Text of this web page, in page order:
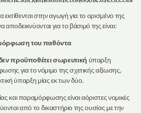
εκτίθενται στην αγωγή για το ορισμένο της
για το βάσιμό της είναι:
του παθόντα
προϋποθέτει σωρευτική ύπαρξη
για το νόμιμο της σχετικής αξίωσης,
ύπαρξη μίας εκ των δύο.
και παραμόρφωσης είναι αόριστες νομικές
από το δικαστήριο της ουσίας με την